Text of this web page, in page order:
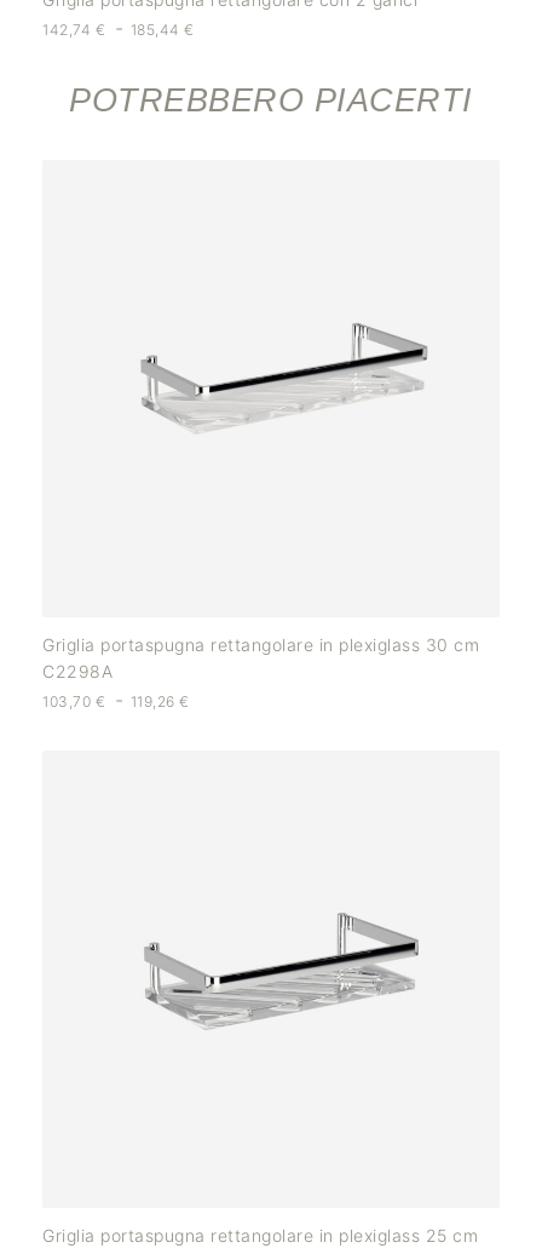
142,74 € - 185,44€
POTREBBERO PIACERTI
Griglia portaspugna rettangolare in plexiglass 30 cm
C2298A
103,70 € - 119,26€
Griglia portaspugna rettangolare in plexiglass 25 cm